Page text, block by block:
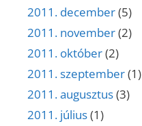
2011. december(5)
2011. november(2)
2011. október(2)
2011. szeptember(1)
2011. augusztus(3)
2011. július(1)